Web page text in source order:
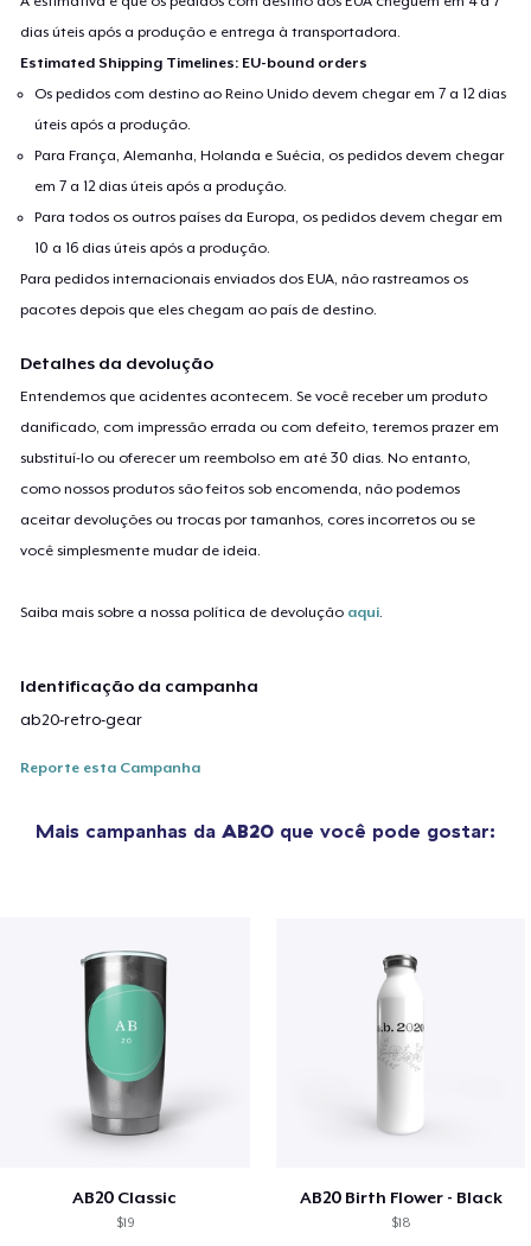
dias úteis após a produção e entrega à transportadora.
Estimated Shipping Timelines: EU-bound orders
Os pedidos com destino ao Reino Unido devem chegar em 7 a 12 dias
úteis após a produção.
Para França, Alemanha, Holanda e Suécia, os pedidos devem chegar
em 7 a 12 dias úteis após a produção.
Para todos os outros países da Europa, os pedidos devem chegar em
10 a 16 dias úteis após a produção.
Para pedidos internacionais enviados dos EUA, não rastreamos os
pacotes depois que eles chegam ao país de destino.
Detalhes da devolução
Entendemos que acidentes acontecem. Se você receber um produto
danificado, com impressão errada ou com defeito, teremos prazer em
substituí-lo ou oferecer um reembolso em até 30 dias. No entanto,
como nossos produtos são feitos sob encomenda, não podemos
aceitar devoluções ou trocas por tamanhos, cores incorretos ou se
você simplesmente mudar de ideia.
Saiba mais sobre a nossa política de devolução aqui
Identificação da campanha
ab20-retro-gear
Reporte esta Campanha
Mais campanhas da AB20 que você pode gostar:
AB20 Classic
$19
AB20 Birth Flower - Black
$18